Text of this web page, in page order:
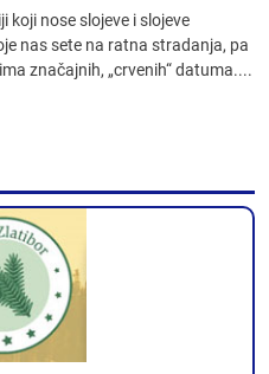
koji nose slojeve i slojeve
nas sete na ratna stradanja, pa
značajnih, „crvenih“ datuma....